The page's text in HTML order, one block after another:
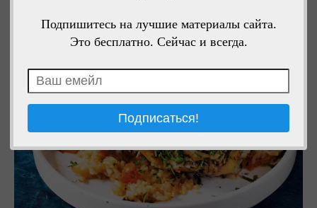
Подпишитесь на лучшие материалы сайта.
Это бесплатно. Сейчас и всегда.